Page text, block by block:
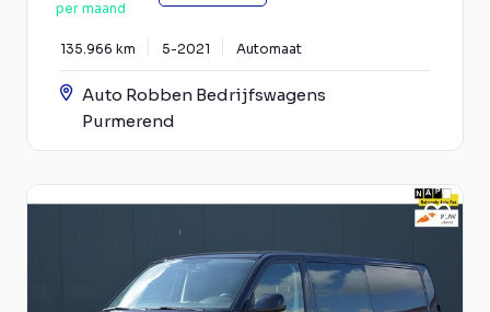
per maand
135.966 km 5-2021 Automaat
Auto Robben Bedrijfswagens
Purmerend